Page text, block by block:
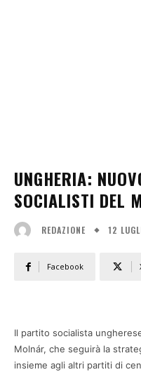
UNGHERIA:
SOCIALISTI DEL
REDAZIONE 12
Facebook
Il partito socialista
Molnár, che seguirà la
insieme agli altri partiti di